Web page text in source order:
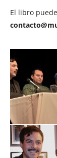
El libro